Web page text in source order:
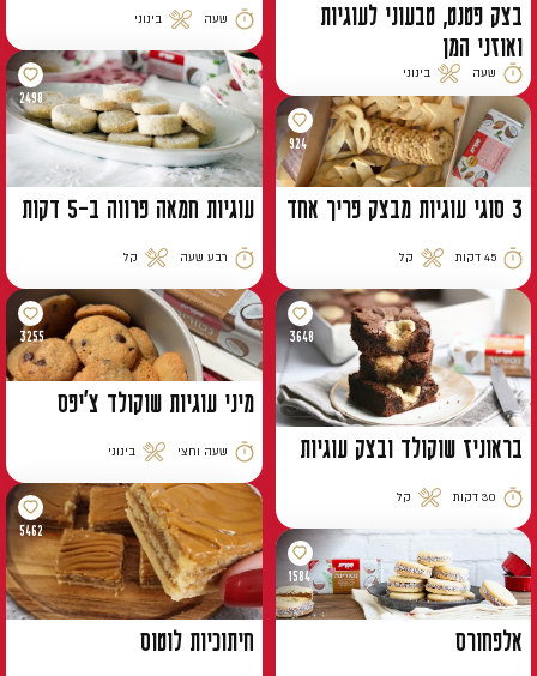
בצק פטנט, טבעוני לעוגיות
ואוזני המן
זמן הכנה
שעה
רמת קושי
בינוני
זמן הכנה
שעה
רמת קושי
בינוני
924
3 סוגי עוגיות מבצק פריך אחד
זמן הכנה
45 דקות
רמת קושי
קל
2498
עוגיות חמאה פרווה ב-5 דקות
זמן הכנה
רבע שעה
רמת קושי
קל
3648
בראוניז שוקולד ובצק עוגיות
זמן הכנה
30 דקות
רמת קושי
קל
3255
מיני עוגיות שוקולד צ׳יפס
זמן הכנה
שעה וחצי
רמת קושי
בינוני
1584
אלפחורס
5462
חיתוכיות לוטוס